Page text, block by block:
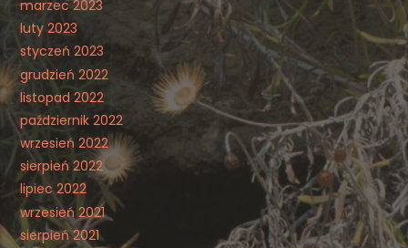
marzec 2023
luty 2023
styczeń 2023
grudzień 2022
listopad 2022
październik 2022
wrzesień 2022
sierpień 2022
lipiec 2022
wrzesień 2021
sierpień 2021